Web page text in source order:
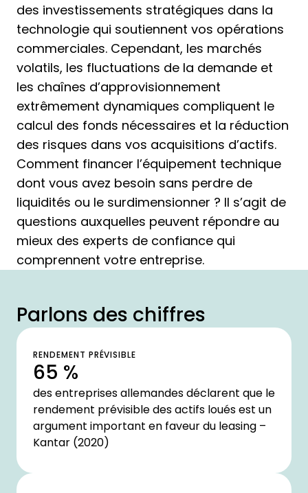
des investissements stratégiques dans la
technologie qui soutiennent vos opérations
commerciales. Cependant, les marchés
volatils, les fluctuations de la demande et
les chaînes d’approvisionnement
extrêmement dynamiques compliquent le
calcul des fonds nécessaires et la réduction
des risques dans vos acquisitions d’actifs.
Comment financer l’équipement technique
dont vous avez besoin sans perdre de
liquidités ou le surdimensionner ? Il s’agit de
questions auxquelles peuvent répondre au
mieux des experts de confiance qui
comprennent votre entreprise.
Parlons des chiffres
RENDEMENT PRÉVISIBLE
65 %
des entreprises allemandes déclarent que le
rendement prévisible des actifs loués est un
argument important en faveur du leasing –
Kantar (2020)